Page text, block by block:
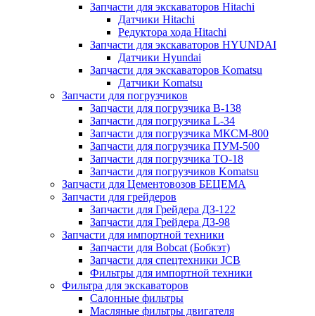
Запчасти для экскаваторов Hitachi
Датчики Hitachi
Редуктора хода Hitachi
Запчасти для экскаваторов HYUNDAI
Датчики Hyundai
Запчасти для экскаваторов Komatsu
Датчики Komatsu
Запчасти для погрузчиков
Запчасти для погрузчика B-138
Запчасти для погрузчика L-34
Запчасти для погрузчика МКСМ-800
Запчасти для погрузчика ПУМ-500
Запчасти для погрузчика ТО-18
Запчасти для погрузчиков Komatsu
Запчасти для Цементовозов БЕЦЕМА
Запчасти для грейдеров
Запчасти для Грейдера ДЗ-122
Запчасти для Грейдера ДЗ-98
Запчасти для импортной техники
Запчасти для Bobcat (Бобкэт)
Запчасти для спецтехники JCB
Фильтры для импортной техники
Фильтра для экскаваторов
Салонные фильтры
Масляные фильтры двигателя